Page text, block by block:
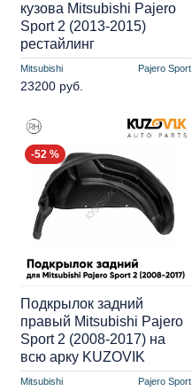
Mitsubishi Pajero Sport
кузова Mitsubishi Pajero
Sport 2 (2013-2015)
рестайлинг
23200 руб.
-52 %
Mitsubishi Pajero Sport
Подкрылок задний
правый Mitsubishi Pajero
Sport 2 (2008-2017) на
всю арку KUZOVIK